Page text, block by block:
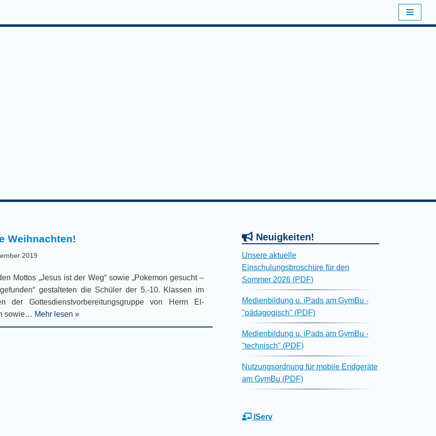
Weihnachten!
2019
Mottos „Jesus ist der Weg“ sowie „Pokemon gesucht –
gestalteten die Schüler der 5.-10. Klassen im
der Gottesdienstvorbereitungsgruppe von Herrn El-
sowie… Mehr lesen »
Neuigkeiten!
Unsere aktuelle
Einschulungsbroschüre für den
Sommer 2026 (PDF)
Medienbildung u. iPads am GymBu -
"pädagogisch" (PDF)
Medienbildung u. iPads am GymBu -
"technisch" (PDF)
Nutzungsordnung für mobile Endgeräte
am GymBu (PDF)
IServ